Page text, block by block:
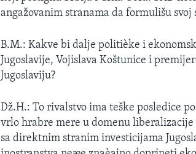
angažovanim stranama da formulišu svoj
B.M.: Kakve bi dalje politièke i
Jugoslavije, Vojislava Koštunice i
Jugoslaviju?
Dž.H.: To rivalstvo ima teške posledice
vrlo hrabre mere u domenu liberalizacije
sa direktnim stranim investicijama